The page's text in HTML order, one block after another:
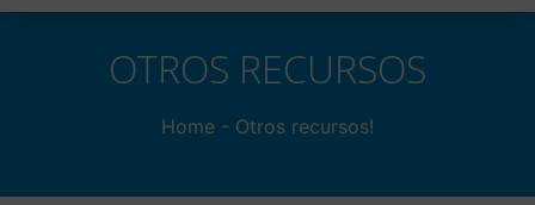
OTROS RECURSOS
Home - Otros recursos!